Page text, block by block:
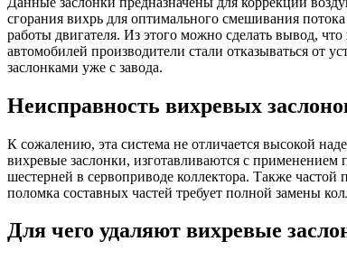
сгорания вихрь для оптимального смешивания
работы двигателя. Из этого можно сделать вывод,
автомобилей производители стали отказываться от
заслонками уже с завода.
Неисправность вихревых
К сожалению, эта система не отличается высокой
вихревые заслонки, изготавливаются с применением
шестерней в сервоприводе коллектора. Также
поломка составных частей требует полной замены
Для чего удаляют вихревые